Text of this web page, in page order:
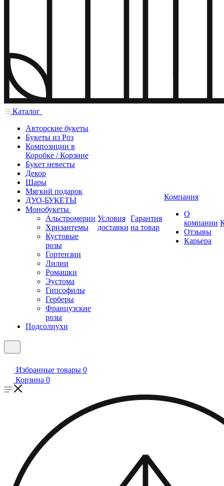
Каталог
Авторские букеты
Букеты из Роз
Композиции в
Коробке / Корзине
Букет невесты
Декор
Шары
Мягкий подарок
ДУО-БУКЕТЫ
Монобукеты
Альстромерии
Хризантемы
Кустовые
розы
Гортензии
Лилии
Ромашки
Эустома
Гипсофилы
Герберы
Французские
розы
Подсолнухи
Условия
доставки
Гарантия
на товар
Компания
О
компании
Отзывы
Карьера
Избранные товары 0
Корзина 0